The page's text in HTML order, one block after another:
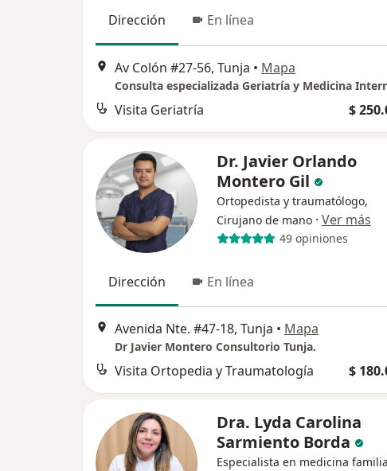
Dirección En línea
Av Colón #27-56, Tunja • Mapa
Consulta especializada Geriatría y Medicina
Visita Geriatría $
Dr. Javier Orlando
Montero Gil
Ortopedista y traumatólogo,
Cirujano de mano · Ver más
49 opiniones
Dirección En línea
Avenida Nte. #47-18, Tunja • Mapa
Dr Javier Montero Consultorio Tunja.
Visita Ortopedia y Traumatología $
Dra. Lyda Carolina
Sarmiento Borda
Especialista en medicina